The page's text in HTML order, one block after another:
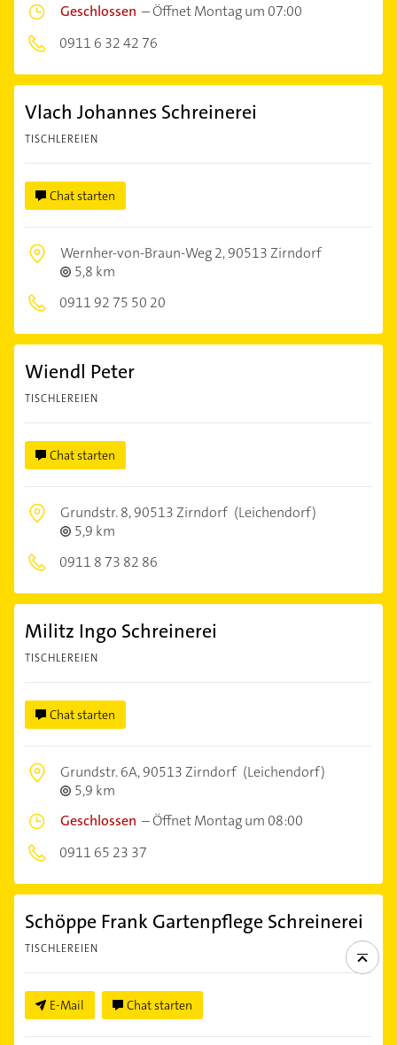
Geschlossen –Öffnet Montag um 07:00
0911 6 32 42 76
Vlach Johannes Schreinerei
TISCHLEREIEN
Chat starten
Wernher-von-Braun-Weg 2,90513 Zirndorf
5,8 km
0911 92 75 50 20
Wiendl Peter
TISCHLEREIEN
Chat starten
Grundstr. 8,90513 Zirndorf (Leichendorf)
5,9 km
0911 8 73 82 86
Militz Ingo Schreinerei
TISCHLEREIEN
Chat starten
Grundstr. 6A,90513 Zirndorf (Leichendorf)
5,9 km
Geschlossen –Öffnet Montag um 08:00
0911 65 23 37
Schöppe Frank Gartenpflege Schreinerei
TISCHLEREIEN
E-Mail Chat starten